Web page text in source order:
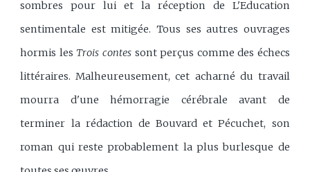
sombres pour lui et la réception de L'Education
sentimentale est mitigée. Tous ses autres ouvrages
hormis les Trois contessont perçus comme des échecs
littéraires. Malheureusement, cet acharné du travail
mourra d'une hémorragie cérébrale avant de
terminer la rédaction de Bouvard et Pécuchet, son
roman qui reste probablement la plus burlesque de